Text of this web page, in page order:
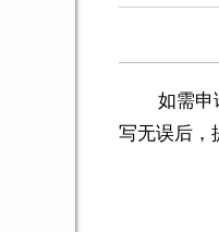
如需申
写无误后，